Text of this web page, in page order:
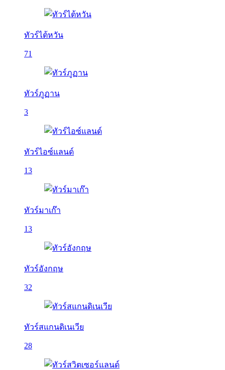
ทัวร์ไต้หวัน
71
ทัวร์ภูฏาน
3
ทัวร์ไอซ์แลนด์
13
ทัวร์มาเก๊า
13
ทัวร์อังกฤษ
32
ทัวร์สแกนดิเนเวีย
28